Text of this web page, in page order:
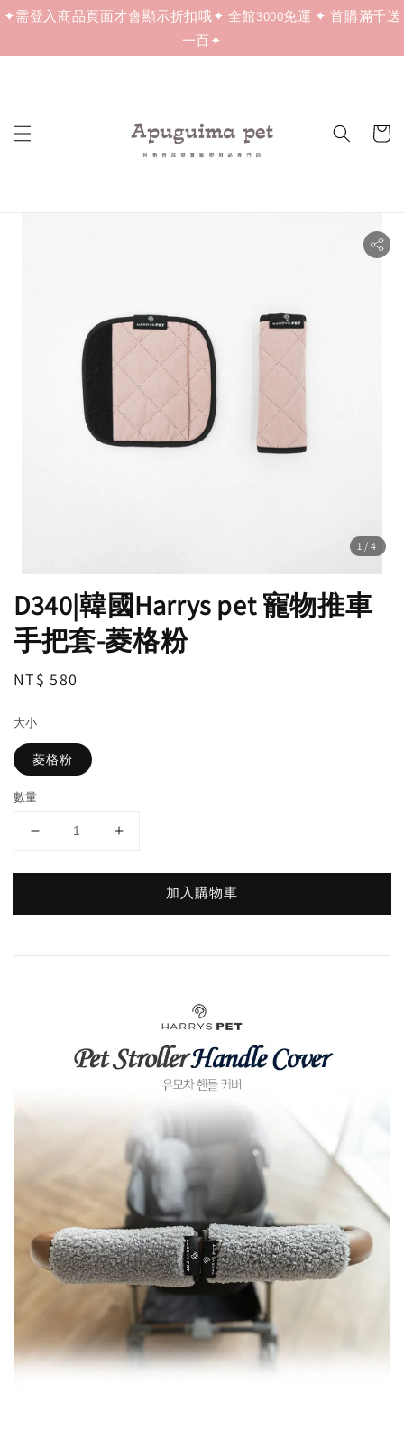
✦需登入商品頁面才會顯示折扣哦✦ 全館3000免運 ✦ 首購滿千送
一百✦
1 /4
D340|韓國Harrys pet 寵物推車
手把套-菱格粉
Regular
NT$ 580
大小
菱格粉
數量
加入購物車